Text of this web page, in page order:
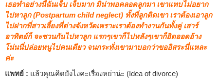
เธอทำอย่างนี้ฉันเจ็บ เจ็บมาก มิน่าพอคลอดลูกมา เขาแทบไม่อยาก
ไปหาลูก (Postpartum child neglect) ทั้งที่ลูกติดเขา เราต้องเอาลูก
ไปฝากพี่สาวเลี้ยงที่ต่างจังหวัดเพราะเราต้องทำงานกันทั้งคู่ เสาร์
อาทิตย์ก็ จะชวนกันไปหาลูก แรกๆเขาก็ไปหลังๆเขาก็อิดออดอ้าง
โน่นนี่ปล่อยหนูไปคนเดียว จนกระทั่งเขามาบอกว่าขออิสระนี่แหละ
ค่ะ
แพทย์ : แล้วคุณคิดยังไงคะเรื่องหย่าน่ะ (Idea of divorce)